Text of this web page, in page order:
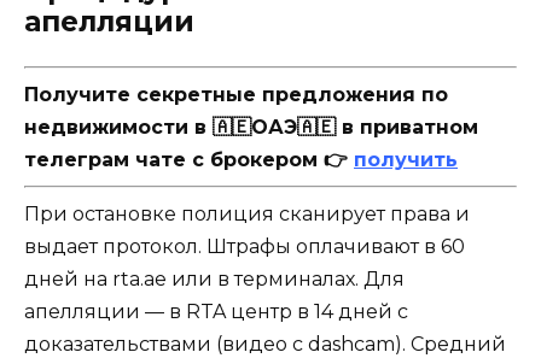
апелляции
Получите секретные предложения по
недвижимости в 🇦🇪ОАЭ🇦🇪 в приватном
телеграм чате с брокером 👉 получить
При остановке полиция сканирует права и
выдает протокол. Штрафы оплачивают в 60
дней на rta.ae или в терминалах. Для
апелляции — в RTA центр в 14 дней с
доказательствами (видео с dashcam). Средний